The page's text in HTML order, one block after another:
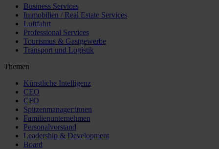
Business Services
Immobilien / Real Estate Services
Luftfahrt
Professional Services
Tourismus & Gastgewerbe
Transport und Logistik
Themen
Künstliche Intelligenz
CEO
CFO
Spitzenmanager:innen
Familienunternehmen
Personalvorstand
Leadership & Development
Board